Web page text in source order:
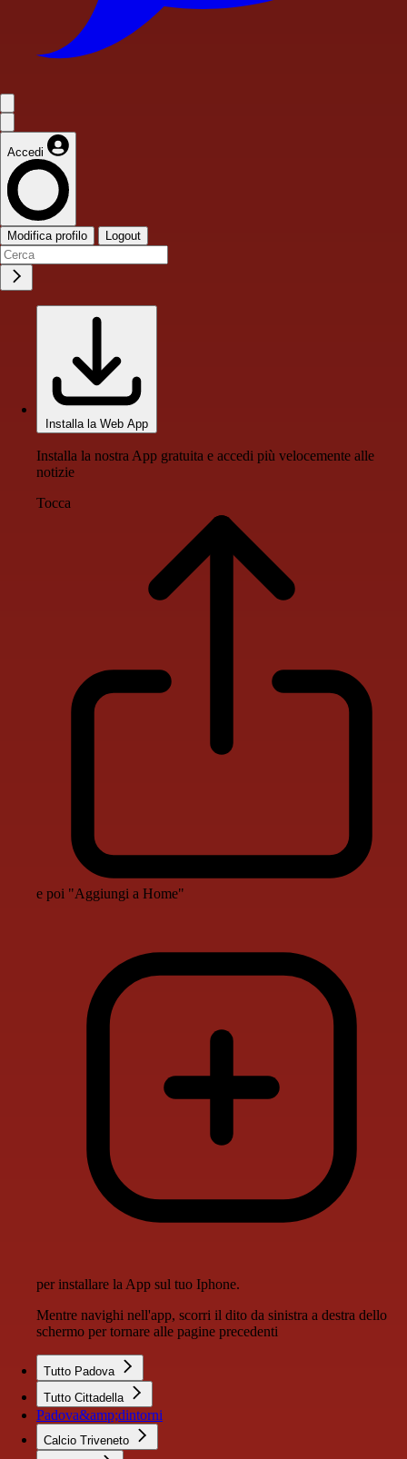
Accedi
Modifica profilo Logout
Installa la Web App
Installa la nostra App gratuita e accedi più velocemente alle
notizie
Tocca
e poi "Aggiungi a Home"
per installare la App sul tuo Iphone.
Mentre navighi nell'app, scorri il dito da sinistra a destra dello
schermo per tornare alle pagine precedenti
Tutto Padova
Tutto Cittadella
Padova&amp;dintorni
Calcio Triveneto